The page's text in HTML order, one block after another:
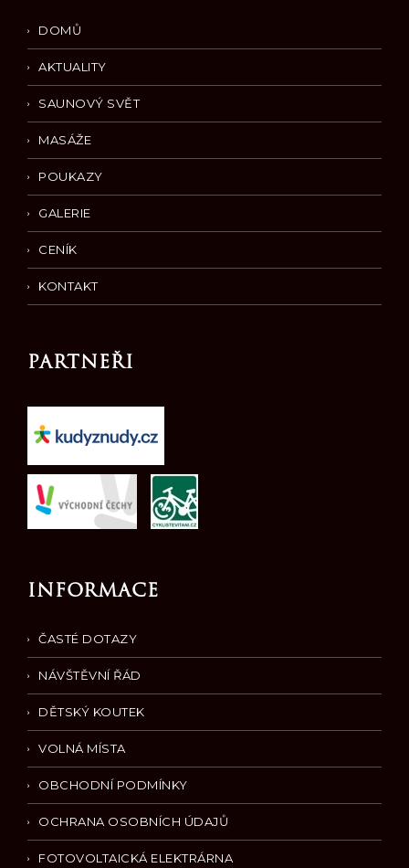
DOMŮ
AKTUALITY
SAUNOVÝ SVĚT
MASÁŽE
POUKAZY
GALERIE
CENÍK
KONTAKT
PARTNEŘI
INFORMACE
ČASTÉ DOTAZY
NÁVŠTĚVNÍ ŘÁD
DĚTSKÝ KOUTEK
VOLNÁ MÍSTA
OBCHODNÍ PODMÍNKY
OCHRANA OSOBNÍCH ÚDAJŮ
FOTOVOLTAICKÁ ELEKTRÁRNA